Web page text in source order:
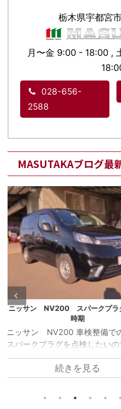
栃木県宇都宮
月〜金 9:00 - 18:00 ,
028-656-
2588
MASUTAKAブログ最
交換
入庫
が
ール
しか
応急パンク
パンクをしたので車
ットで直したがこの
いのかとのお電話が
のパンク修理キット
的に使うものなので
伝えしてご来店いた
続きを